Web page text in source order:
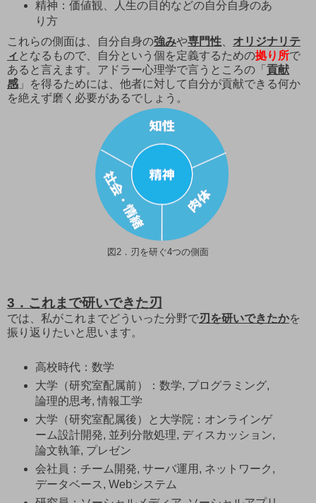
精神：価値観、人生の目的などの自分自身のあ
り方
これらの側面は、自分自身の強みや専門性
オリジナリテ
ィ となるもので、自分という個を定義するための拠り所で
あると言えます。アドラー心理学で言うところの「 貢献
感 」を得るためには、他者に対して自分が貢献できる何か
を絶えず磨く必要があるでしょう。
図2．刃を研ぐ4つの側面
3．これまで研いできた刃
では、私がこれまでどういった分野で刃を研いできたかを
振り返りたいと思います。
高校時代：数学
大学（研究室配属前）：数学, プログラミング,
論理的思考, 情報工学
大学（研究室配属後）と大学院：オンラインゲ
ーム設計開発, 並列分散処理, ディスカッション,
論文執筆, プレゼン
会社員：チーム開発, サーバ運用, ネットワーク,
データベース, Webシステム